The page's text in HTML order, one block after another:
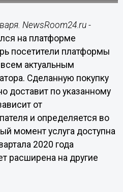
NewsRoom24.ru -
на платформе
посетители платформы
актуальным
Сделанную покупку
доставит по указанному
от
и определяется во
момент услуга доступна
2020 года
расширена на другие